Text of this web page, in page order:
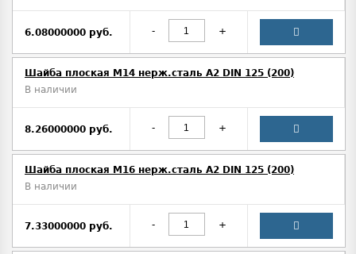
6.08000000 руб. - +
Шайба плоская М14 нерж.сталь А2 DIN 125 (200)
В наличии
8.26000000 руб. - +
Шайба плоская М16 нерж.сталь А2 DIN 125 (200)
В наличии
7.33000000 руб. - +